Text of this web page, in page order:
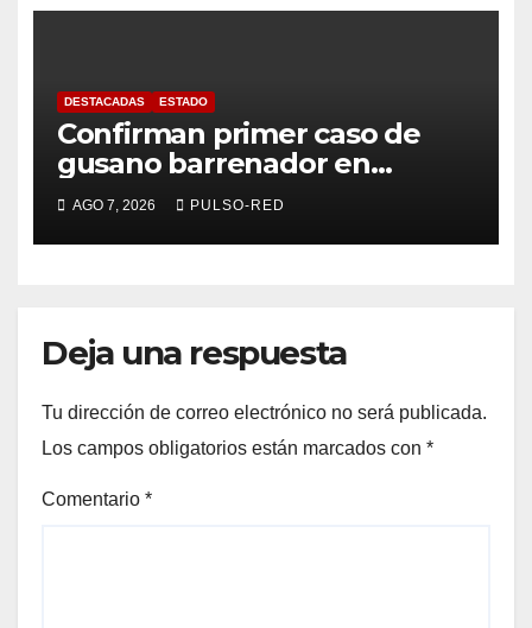
DESTACADAS ESTADO
Confirman primer caso de
gusano barrenador en
humano en Tlaxcala
AGO 7, 2026 PULSO-RED
Deja una respuesta
Tu dirección de correo electrónico no será publicada.
Los campos obligatorios están marcados con *
Comentario *